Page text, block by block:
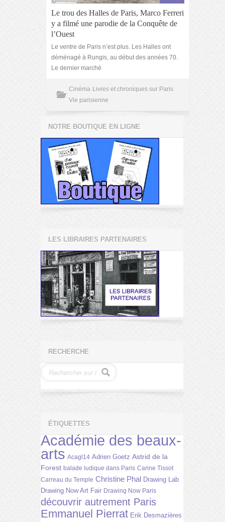
Le trou des Halles de Paris, Marco Ferreri
y a filmé une parodie de la Conquête de
l’Ouest
Le ventre de Paris n’est plus. Les Halles ont
déménagé à Rungis, au début des années 70.
Le dernier marché
Cinéma Livres et chroniques sur Paris
Vie parisienne
NOTRE BOUTIQUE EN LIGNE
LES LIBRAIRES PARTENAIRES
RECHERCHE
ÉTIQUETTES
Académie des beaux-
arts Acagl14 Adrien Goetz Astrid de la
Forest balade ludique dans Paris Carine Tissot
Carreau du Temple Christine Phal Drawing Lab
Drawing Now Art Fair Drawing Now Paris
découvrir autrement Paris
Emmanuel Pierrat Erik Desmazières